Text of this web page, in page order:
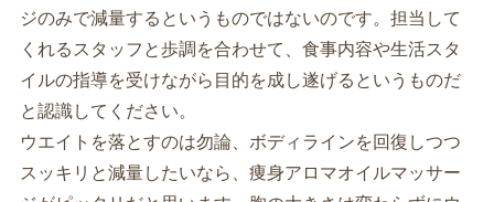
ジのみで減量するというものではないのです。担当して
くれるスタッフと歩調を合わせて、食事内容や生活スタ
イルの指導を受けながら目的を成し遂げるというものだ
と認識してください。
ウエイトを落とすのは勿論、ボディラインを回復しつつ
スッキリと減量したいなら、痩身アロマオイルマッサー